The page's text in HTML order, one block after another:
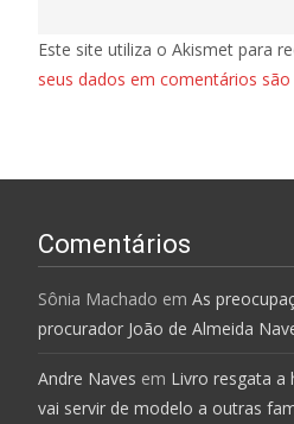
Este site utiliza o Akismet para
seus dados em comentários
Comentários
Sônia Machado em As
procurador João de Almeida
Andre Naves em Livro resgata a
vai servir de modelo a outras